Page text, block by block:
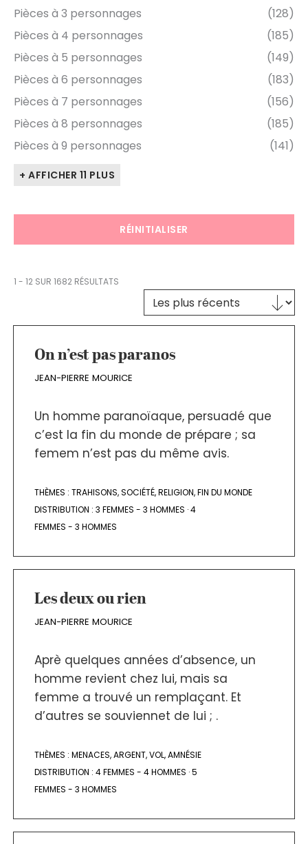
Pièces à 3 personnages
(128)
Pièces à 4 personnages
(185)
Pièces à 5 personnages
(149)
Pièces à 6 personnages
(183)
Pièces à 7 personnages
(156)
Pièces à 8 personnages
(185)
Pièces à 9 personnages
(141)
+ AFFICHER 11 PLUS
RÉINITIALISER
1 - 12 SUR 1682 RÉSULTATS
TRI DES TEXTES
Trier le contenu
On n’est pas paranos
JEAN-PIERRE MOURICE
Un homme paranoïaque, persuadé que
c’est la fin du monde de prépare ; sa
femem n’est pas du même avis.
THÈMES : TRAHISONS,SOCIÉTÉ,RELIGION,FIN DU MONDE
DISTRIBUTION : 3 FEMMES - 3 HOMMES ·4
FEMMES - 3 HOMMES
Les deux ou rien
JEAN-PIERRE MOURICE
Aprè quelques années d’absence, un
homme revient chez lui, mais sa
femme a trouvé un remplaçant. Et
d’autres se souviennet de lui ; .
THÈMES : MENACES,ARGENT,VOL,AMNÉSIE
DISTRIBUTION : 4 FEMMES - 4 HOMMES ·5
FEMMES - 3 HOMMES